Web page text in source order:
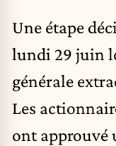
Une étape
lundi 29 juin
générale
Les
ont approuvé